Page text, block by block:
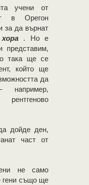
учени от
в Орегон
за да върнат
хора
. Но е
представим,
така ще се
който ще
да
например,
дойде ден,
част от
не само
гени също ще